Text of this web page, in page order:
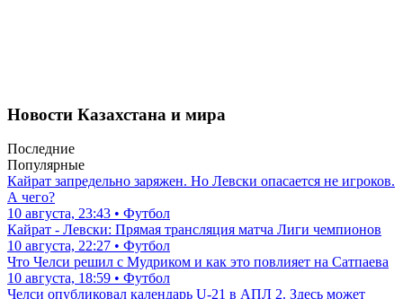
Новости Казахстана и мира
Последние
Популярные
Кайрат запредельно заряжен. Но Левски опасается не игроков.
А чего?
10 августа, 23:43 • Футбол
Кайрат - Левски: Прямая трансляция матча Лиги чемпионов
10 августа, 22:27 • Футбол
Что Челси решил с Мудриком и как это повлияет на Сатпаева
10 августа, 18:59 • Футбол
Челси опубликовал календарь U-21 в АПЛ 2. Здесь может